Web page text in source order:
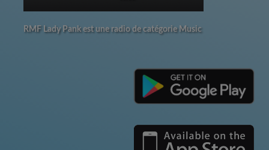
RMF Lady Pank est une radio de catégorie Music